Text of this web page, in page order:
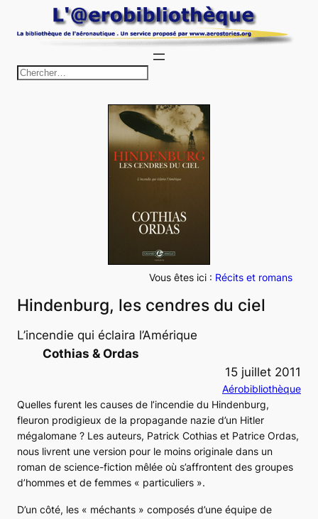
au
c
h
e
r
c
e
Vous êtes ici : Récits et romans
Hindenburg, les cendres du ciel
L’incendie qui éclaira l’Amérique
Cothias & Ordas
15 juillet 2011
Aérobibliothèque
Quelles furent les causes de l’incendie du Hindenburg,
fleuron prodigieux de la propagande nazie d’un Hitler
mégalomane ? Les auteurs, Patrick Cothias et Patrice Ordas,
nous livrent une version pour le moins originale dans un
roman de science-fiction mêlée où s’affrontent des groupes
d’hommes et de femmes « particuliers ».
D’un côté, les « méchants » composés d’une équipe de